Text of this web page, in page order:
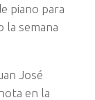
piano para
la semana
José
en la